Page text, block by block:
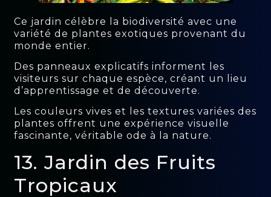
Ce jardin célèbre la biodiversité avec une
variété de plantes exotiques provenant du
monde entier.
Des panneaux explicatifs informent les
visiteurs sur chaque espèce, créant un lieu
d’apprentissage et de découverte.
Les couleurs vives et les textures variées des
plantes offrent une expérience visuelle
fascinante, véritable ode à la nature.
13. Jardin des Fruits
Tropicaux